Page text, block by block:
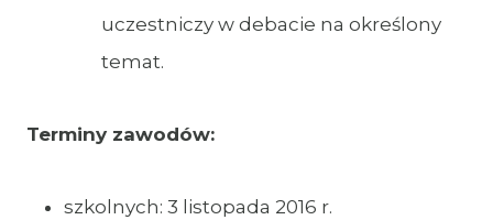
uczestniczy w debacie na określony
temat.
Terminy zawodów:
szkolnych: 3 listopada 2016 r.